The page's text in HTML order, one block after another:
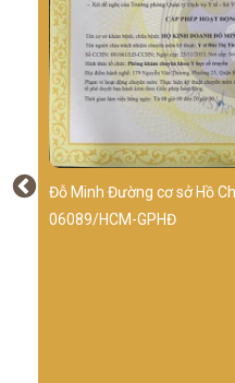
Đỗ Minh Đường cơ sở Hồ
06089/HCM-GPHĐ